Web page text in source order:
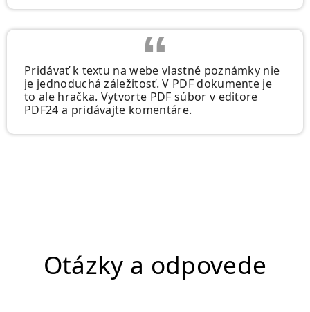
Pridávať k textu na webe vlastné poznámky nie
je jednoduchá záležitosť. V PDF dokumente je
to ale hračka. Vytvorte PDF súbor v editore
PDF24 a pridávajte komentáre.
Otázky a odpovede